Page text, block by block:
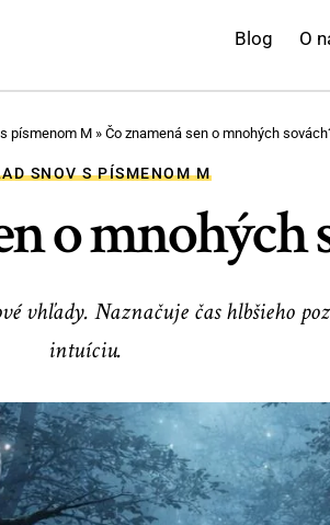
Blog O
písmenom M » Čo znamená sen o mnohých
SNOV S PÍSMENOM M
o mnohých
vhľady. Naznačuje čas hlbšieho
intuíciu.